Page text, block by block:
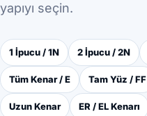
yapıyı seçin.
1 İpucu / 1N 2 İpucu / 2N
Tüm Kenar / E Tam Yüz / FF
Uzun Kenar ER / EL Kenarı